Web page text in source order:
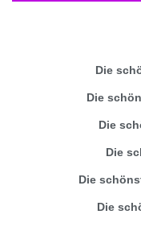
Die
Die
Die
Die
Die
Die